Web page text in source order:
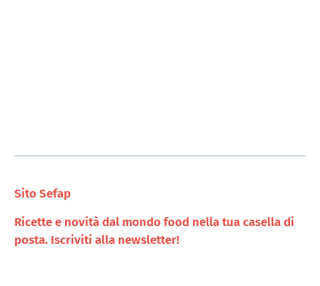
Sito Sefap
Ricette e novità dal mondo food nella tua casella di
posta. Iscriviti alla newsletter!